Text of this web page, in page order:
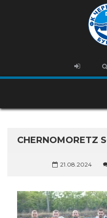
CHERNOMORETZ
21.08.2024